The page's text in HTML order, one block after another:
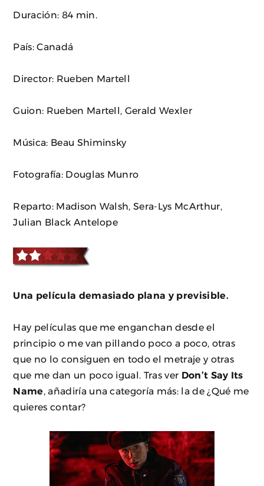
Duración: 84 min.
País: Canadá
Director: Rueben Martell
Guion: Rueben Martell, Gerald Wexler
Música: Beau Shiminsky
Fotografía: Douglas Munro
Reparto: Madison Walsh, Sera-Lys McArthur,
Julian Black Antelope
Una película demasiado plana y previsible.
Hay películas que me enganchan desde el
principio o me van pillando poco a poco, otras
que no lo consiguen en todo el metraje y otras
que me dan un poco igual. Tras ver Don’t Say Its
Name , añadiría una categoría más: la de ¿Qué me
quieres contar?